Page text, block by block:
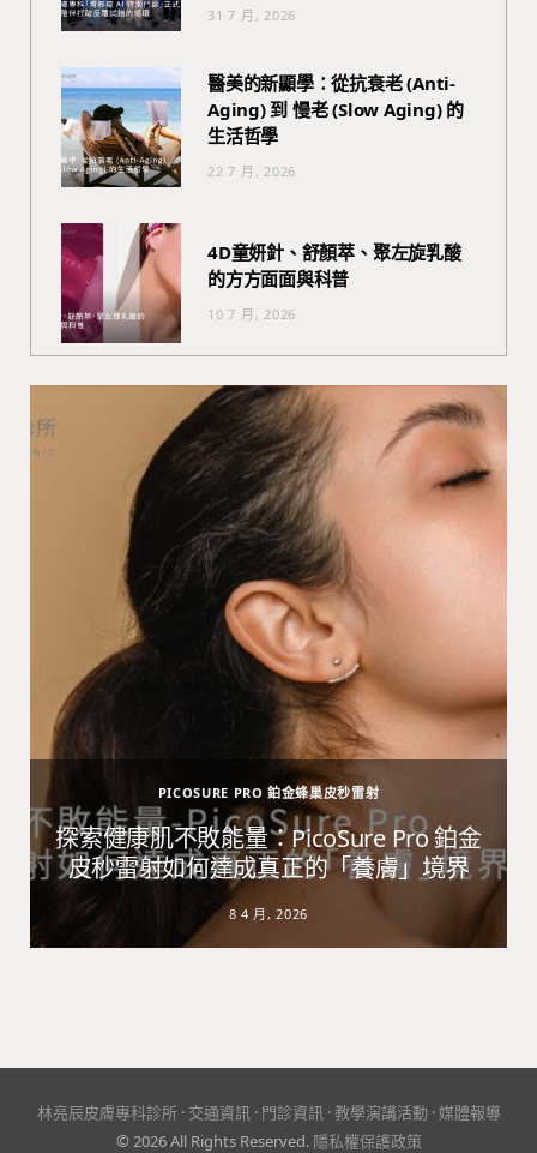
31 7 月, 2026
醫美的新顯學：從抗衰老 (Anti-
Aging) 到 慢老 (Slow Aging) 的
生活哲學
22 7 月, 2026
4D童妍針、舒顏萃、聚左旋乳酸
的方方面面與科普
10 7 月, 2026
PICOSURE PRO 鉑金蜂巢皮秒雷射
探索健康肌不敗能量：PicoSure Pro 鉑金
皮秒雷射如何達成真正的「養膚」境界
8 4 月, 2026
林亮辰皮膚專科診所· 交通資訊· 門診資訊·教學演講活動 ·媒體報導
© 2026 All Rights Reserved. 隱私權保護政策